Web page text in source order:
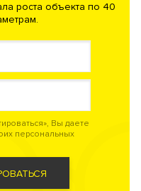
роста объекта по 40
Вы даете
персональных